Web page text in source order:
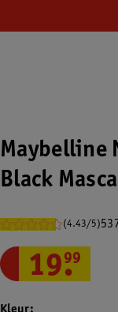
Maybelline
Black
(4.43/5)
19.
99